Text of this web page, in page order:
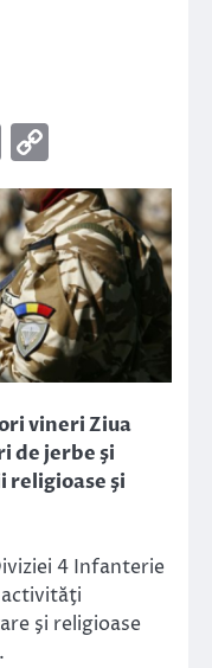
Email
Link
vineri Ziua
de jerbe şi
religioase şi
4 Infanterie
şi religioase